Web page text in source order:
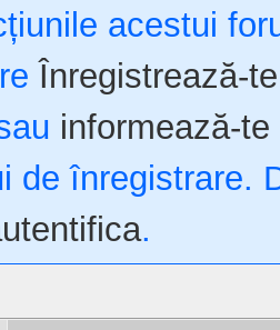
acestui
Înregistrează-te
informează-
de înregistrare.
.